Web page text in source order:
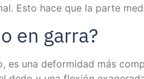
Esto hace que la parte
en garra?
es una deformidad más